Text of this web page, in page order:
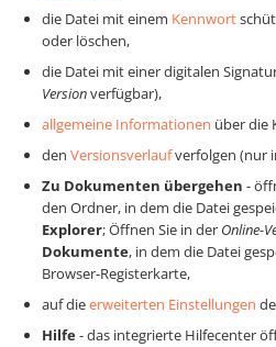
die Datei mit einem Kennwort
oder löschen,
die Datei mit einer digitalen
Versionverfügbar),
allgemeine Informationen über die
den Versionsverlaufverfolgen (nur
Zu Dokumenten übergehen -
den Ordner, in dem die Datei
Explorer; Öffnen Sie in der Online-
Dokumente, in dem die Datei
Browser-Registerkarte,
auf dieerweiterten Einstellungen
Hilfe- das integrierte Hilfecenter